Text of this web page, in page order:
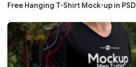
Free Hanging T-Shirt Mock-up in PSD